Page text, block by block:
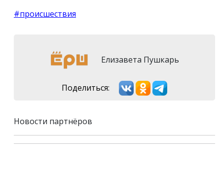
#происшествия
Елизавета Пушкарь
Поделиться:
Новости партнёров